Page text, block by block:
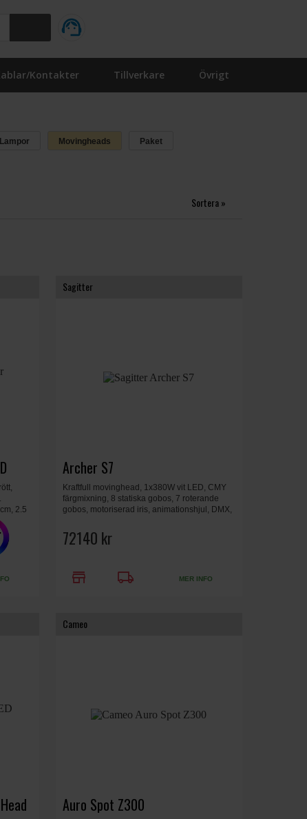
Kontakter Tillverkare Övrigt
Lampor Movingheads Paket
Sortera »
2.5
Sagitter
Archer S7
Kraftfull movinghead, 1x380W vit LED, CMY
färgmixning, 8 statiska gobos, 7 roterande
gobos, motoriserad iris, animationshjul, DMX,
72140 kr
store local_shipping MER INFO
Cameo
Auro Spot Z300